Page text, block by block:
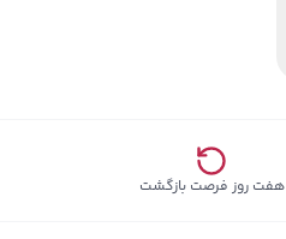
هفت روز فرصت بازگشت